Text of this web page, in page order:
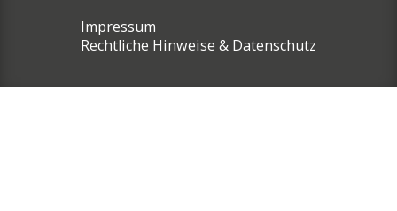
Impressum
Rechtliche Hinweise & Datenschutz